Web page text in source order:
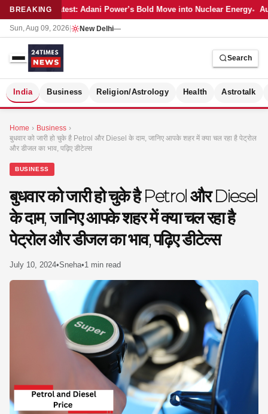
BREAKINGLatest: Adani Power’s Bold Move into Nuclear Energy
Sun, Aug 09, 2026 New Delhi—
Search
India Business Religion/Astrology Health Astrotalk
Home › Business ›
बुधवार को जारी हो चुके है Petrol और Diesel के दाम, जानिए आपके शहर में क्या चल रहा है पेट्रोल
और डीजल का भाव, पढ़िए डीटेल्स
BUSINESS
बुधवार को जारी हो चुके है Petrol और Diesel
के दाम, जानिए आपके शहर में क्या चल रहा है
पेट्रोल और डीजल का भाव, पढ़िए डीटेल्स
July 10, 2024•Sneha•1 min read